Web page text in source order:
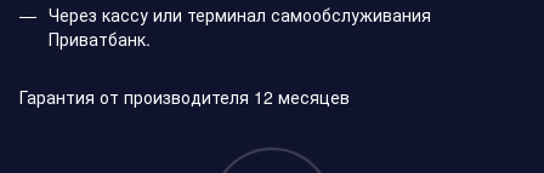
Через кассу или терминал самообслуживания
Приватбанк.
Гарантия от производителя 12 месяцев